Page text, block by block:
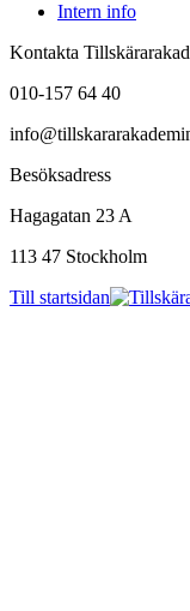
Intern info
Kontakta
010-157 64 40
Besöksadress
Hagagatan 23 A
113 47 Stockholm
Till startsidan